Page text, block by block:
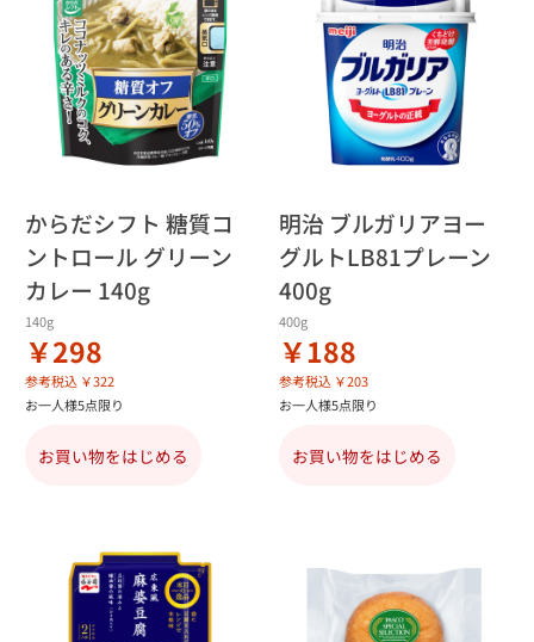
からだシフト 糖質コ
ントロール グリーン
カレー 140g
140g
￥298
参考税込 ￥322
お一人様5点限り
お買い物をはじめる
明治 ブルガリアヨー
グルトLB81プレーン
400g
400g
￥188
参考税込 ￥203
お一人様5点限り
お買い物をはじめる